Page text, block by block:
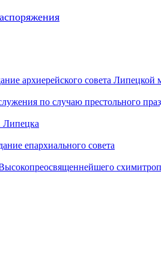
архиерейского совета Липецкой
по случаю престольного
Липецка
епархиального совета